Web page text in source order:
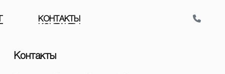
КОН ТАКТ Ы
Контакты